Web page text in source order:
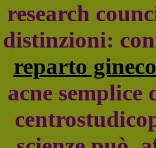
research
distinzioni:
reparto
acne